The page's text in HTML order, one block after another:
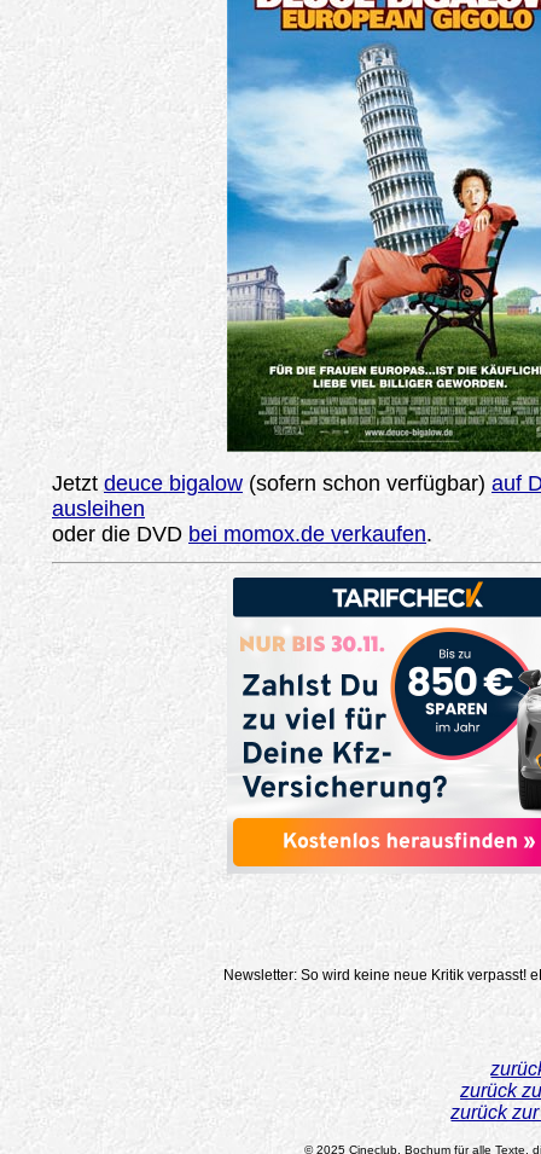
Jetzt deuce bigalow (sofern schon verfügbar) auf
ausleihen
oder die DVD bei momox.de verkaufen.
Newsletter: So wird keine neue Kritik verpasst!
zurück
zurück
© 2025 Cineclub, Bochum für alle Texte,